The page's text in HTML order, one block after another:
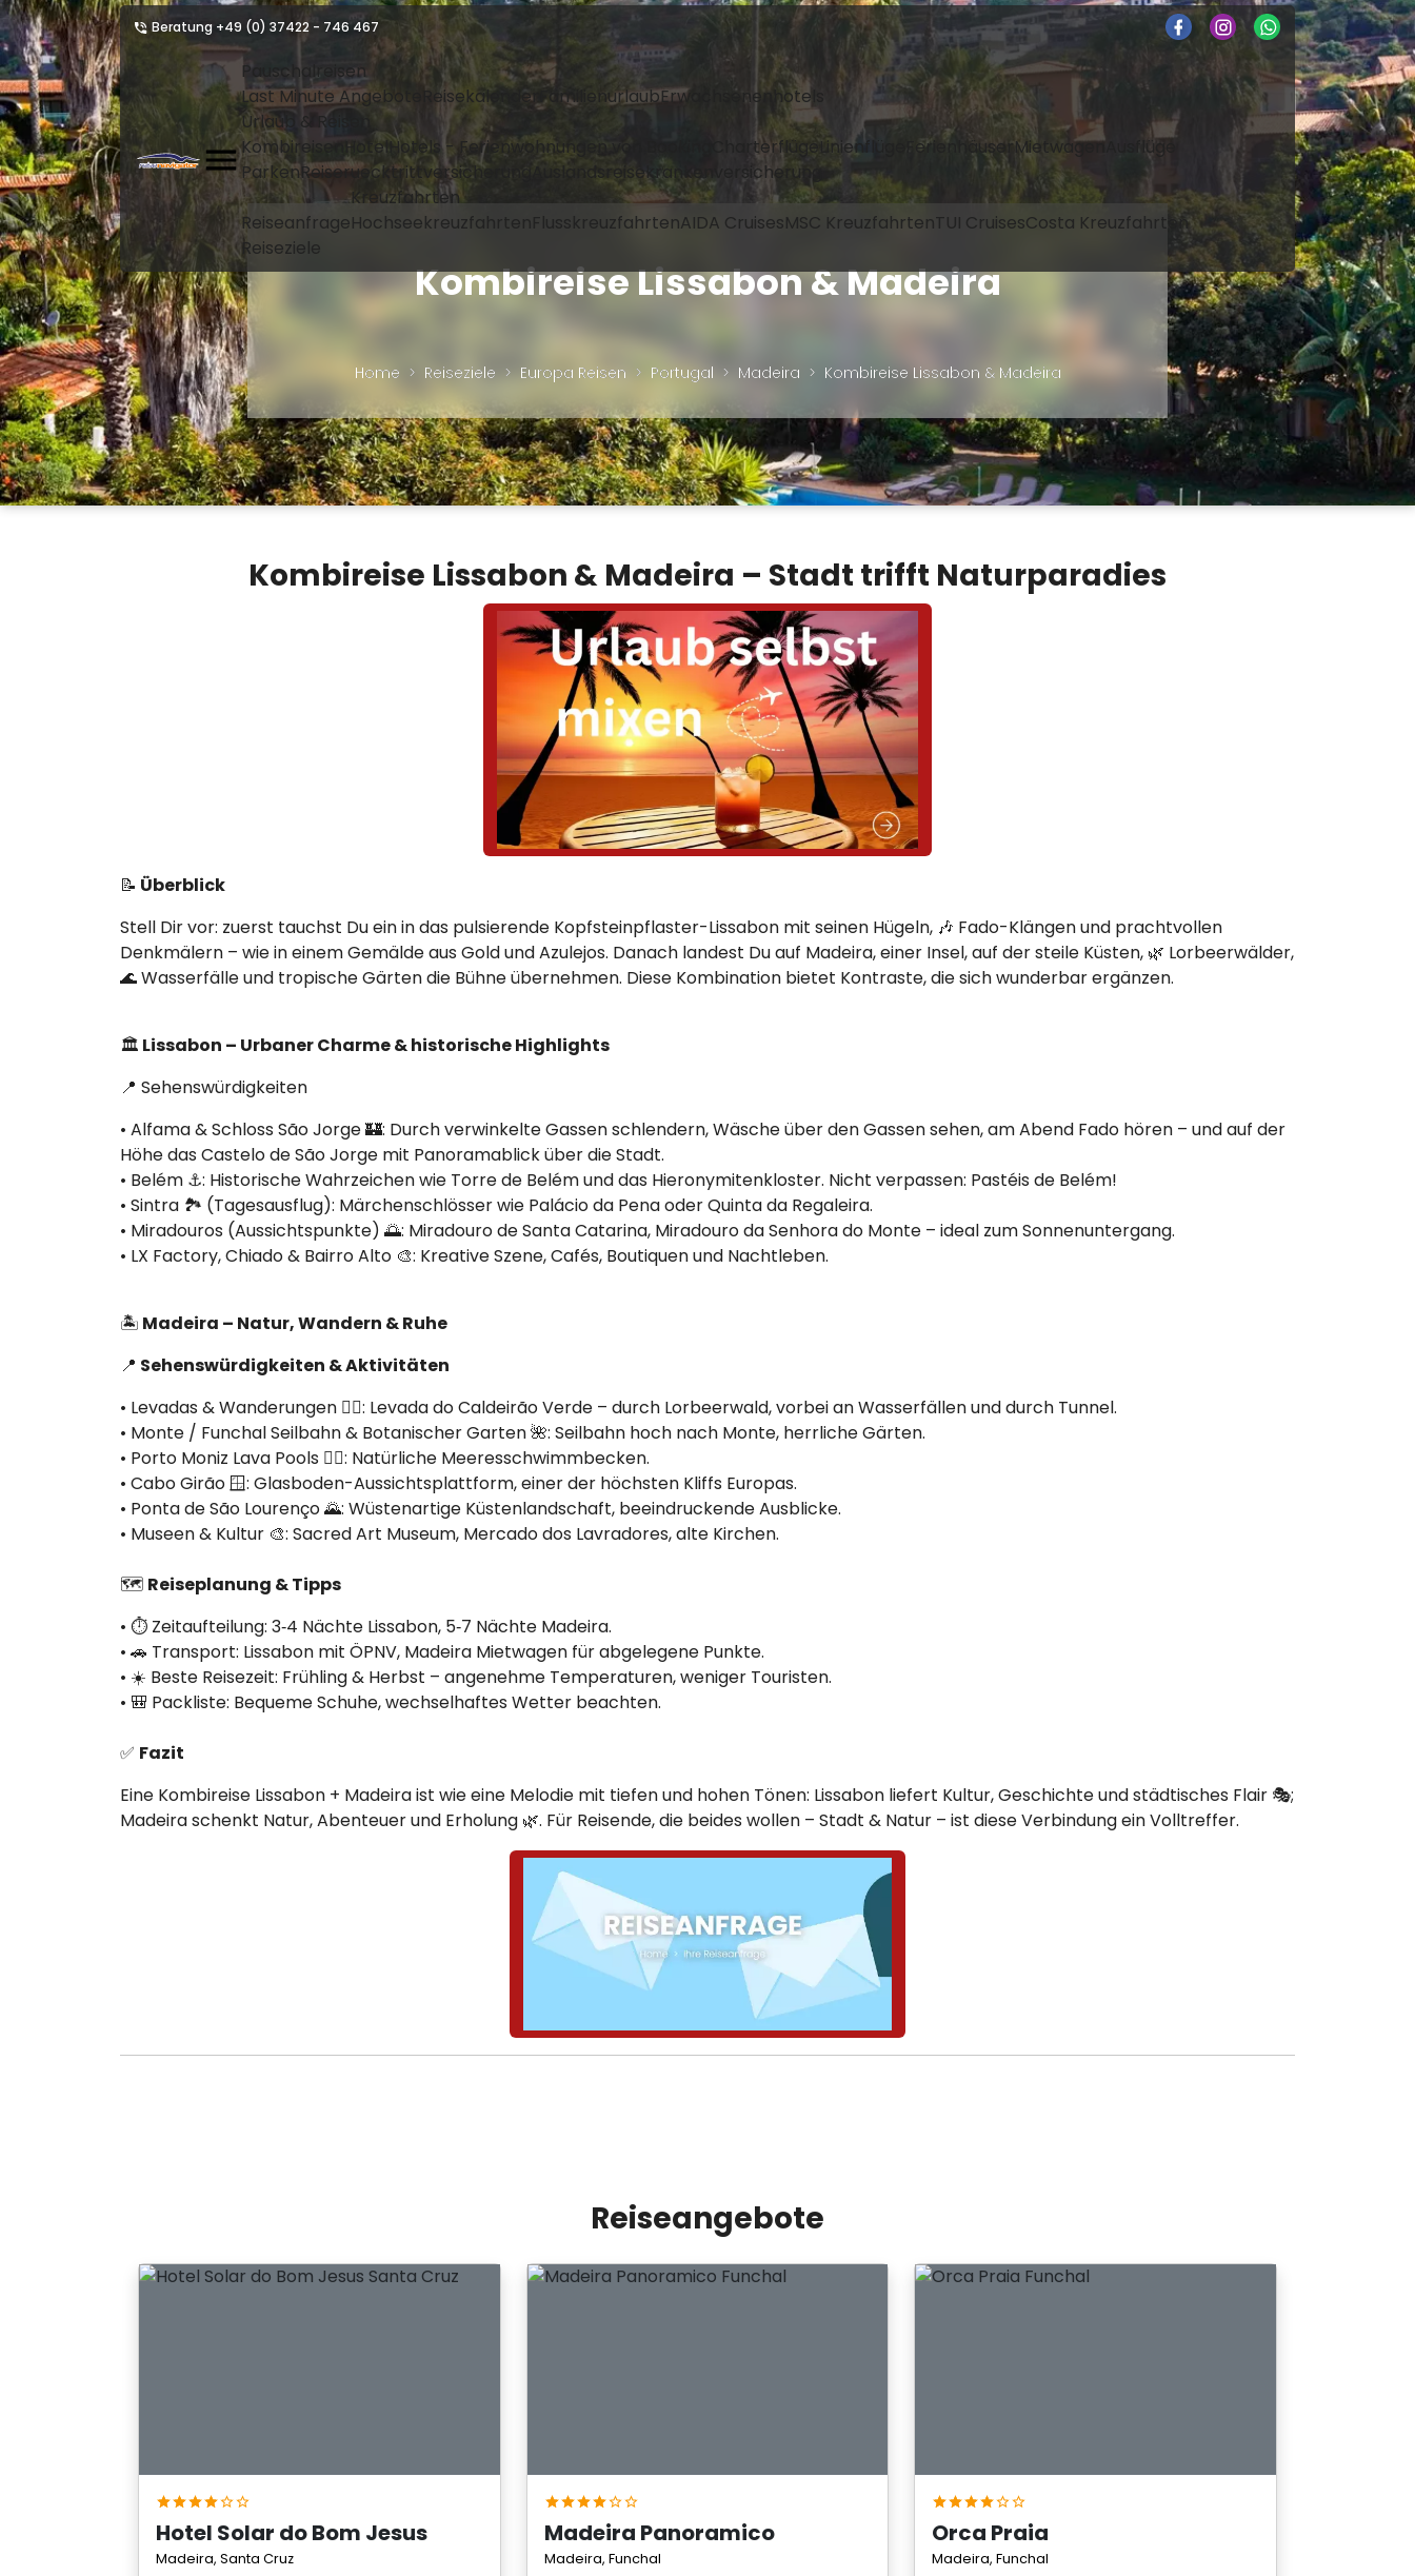
Beratung +49 (0) 37422 - 746 467
Pauschalreisen
Last Minute Angebote
Reisekalender FamilienurlaubErwachsenenhotels
Urlaub & Reisen
Kombireisen HotelHotels - Ferienwohnungen von Booking CharterflügeLinienflüge FerienhäuserMietwagen Ausflüge
ParkenReiseruecktrittversicherung Auslandsreisekrankenversicherung
Reiseanfrage
Kreuzfahrten
Hochseekreuzfahrten
FlusskreuzfahrtenAIDA CruisesMSC KreuzfahrtenTUI CruisesCosta Kreuzfahrten
Reiseziele
Kombireise Lissabon & Madeira
Home Reiseziele Europa Reisen Portugal Madeira Kombireise Lissabon & Madeira
Kombireise Lissabon & Madeira – Stadt trifft Naturparadies
📝 Überblick
Stell Dir vor: zuerst tauchst Du ein in das pulsierende Kopfsteinpflaster-Lissabon mit seinen Hügeln, 🎶 Fado-Klängen und prachtvollen
Denkmälern – wie in einem Gemälde aus Gold und Azulejos. Danach landest Du auf Madeira, einer Insel, auf der steile Küsten, 🌿 Lorbeerwälder,
🌊 Wasserfälle und tropische Gärten die Bühne übernehmen. Diese Kombination bietet Kontraste, die sich wunderbar ergänzen.
🏛️ Lissabon – Urbaner Charme & historische Highlights
📍 Sehenswürdigkeiten
• Alfama & Schloss São Jorge 🏰: Durch verwinkelte Gassen schlendern, Wäsche über den Gassen sehen, am Abend Fado hören – und auf der
Höhe das Castelo de São Jorge mit Panoramablick über die Stadt.
• Belém ⚓: Historische Wahrzeichen wie Torre de Belém und das Hieronymitenkloster. Nicht verpassen: Pastéis de Belém!
• Sintra 🏞️ (Tagesausflug): Märchenschlösser wie Palácio da Pena oder Quinta da Regaleira.
• Miradouros (Aussichtspunkte) 🌅: Miradouro de Santa Catarina, Miradouro da Senhora do Monte – ideal zum Sonnenuntergang.
• LX Factory, Chiado & Bairro Alto 🎨: Kreative Szene, Cafés, Boutiquen und Nachtleben.
🏝️ Madeira – Natur, Wandern & Ruhe
📍 Sehenswürdigkeiten & Aktivitäten
• Levadas & Wanderungen 🚶‍♂️: Levada do Caldeirão Verde – durch Lorbeerwald, vorbei an Wasserfällen und durch Tunnel.
• Monte / Funchal Seilbahn & Botanischer Garten 🌺: Seilbahn hoch nach Monte, herrliche Gärten.
• Porto Moniz Lava Pools 🏊‍♂️: Natürliche Meeresschwimmbecken.
• Cabo Girão 🪟: Glasboden-Aussichtsplattform, einer der höchsten Kliffs Europas.
• Ponta de São Lourenço 🌄: Wüstenartige Küstenlandschaft, beeindruckende Ausblicke.
• Museen & Kultur 🎨: Sacred Art Museum, Mercado dos Lavradores, alte Kirchen.
🗺️ Reiseplanung & Tipps
• ⏱️ Zeitaufteilung: 3‑4 Nächte Lissabon, 5‑7 Nächte Madeira.
• 🚗 Transport: Lissabon mit ÖPNV, Madeira Mietwagen für abgelegene Punkte.
• ☀️ Beste Reisezeit: Frühling & Herbst – angenehme Temperaturen, weniger Touristen.
• 🎒 Packliste: Bequeme Schuhe, wechselhaftes Wetter beachten.
✅ Fazit
Eine Kombireise Lissabon + Madeira ist wie eine Melodie mit tiefen und hohen Tönen: Lissabon liefert Kultur, Geschichte und städtisches Flair 🎭;
Madeira schenkt Natur, Abenteuer und Erholung 🌿. Für Reisende, die beides wollen – Stadt & Natur – ist diese Verbindung ein Volltreffer.
Reiseangebote
Hotel Solar do Bom Jesus
Madeira, Santa Cruz
Madeira Panoramico
Madeira, Funchal
Orca Praia
Madeira, Funchal